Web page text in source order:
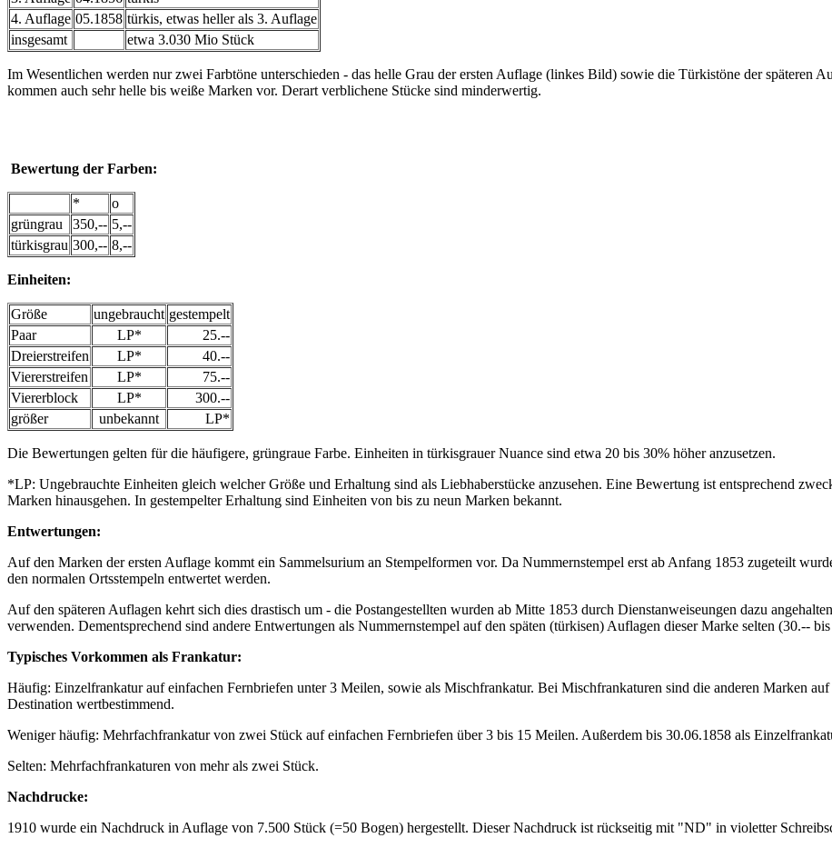
4. Auflage 05.1858 türkis, etwas heller als 3. Auflage
insgesamt
etwa 3.030 Mio Stück
Im Wesentlichen werden nur zwei Farbtöne unterschieden - das helle Grau der ersten Auflage (linkes Bild) sowie die Türkistöne der späteren
kommen auch sehr helle bis weiße Marken vor. Derart verblichene Stücke sind minderwertig.
Bewertung der Farben:
*
o
grüngrau
350,-- 5,--
türkisgrau 300,-- 8,--
Einheiten:
Größe ungebraucht gestempelt
Paar
LP*
25.--
Dreierstreifen
LP*
40.--
Viererstreifen
LP*
75.--
Viererblock
LP*
300.--
größer
unbekannt LP*
Die Bewertungen gelten für die häufigere, grüngraue Farbe. Einheiten in türkisgrauer Nuance sind etwa 20 bis 30% höher anzusetzen.
*LP: Ungebrauchte Einheiten gleich welcher Größe und Erhaltung sind als Liebhaberstücke anzusehen. Eine Bewertung ist entsprechend
Marken hinausgehen. In gestempelter Erhaltung sind Einheiten von bis zu neun Marken bekannt.
Entwertungen:
Auf den Marken der ersten Auflage kommt ein Sammelsurium an Stempelformen vor. Da Nummernstempel erst ab Anfang 1853 zugeteilt
den normalen Ortsstempeln entwertet werden.
Auf den späteren Auflagen kehrt sich dies drastisch um - die Postangestellten wurden ab Mitte 1853 durch Dienstanweiseungen dazu
verwenden. Dementsprechend sind andere Entwertungen als Nummernstempel auf den späten (türkisen) Auflagen dieser Marke selten (30.--
Typisches Vorkommen als Frankatur:
Häufig: Einzelfrankatur auf einfachen Fernbriefen unter 3 Meilen, sowie als Mischfrankatur. Bei Mischfrankaturen sind die anderen Marken
Destination wertbestimmend.
Weniger häufig: Mehrfachfrankatur von zwei Stück auf einfachen Fernbriefen über 3 bis 15 Meilen. Außerdem bis 30.06.1858 als
Selten: Mehrfachfrankaturen von mehr als zwei Stück.
Nachdrucke:
1910 wurde ein Nachdruck in Auflage von 7.500 Stück (=50 Bogen) hergestellt. Dieser Nachdruck ist rückseitig mit "ND" in violetter